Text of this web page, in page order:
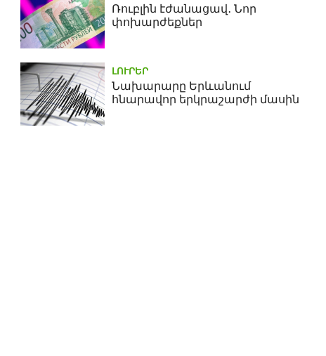
Ռուբլին էժանացավ․ Նոր
փոխարժեքներ
ԼՈՒՐԵՐ
Նախարարը Երևանում
հնարավոր երկրաշարժի մասին